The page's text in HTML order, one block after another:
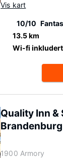
Vis kart
10/10
13.5 km
Wi-fi inkludert
Quality Inn &
1900 Armory